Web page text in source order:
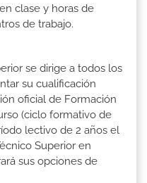
clase y horas de
de trabajo.
se dirige a todos los
su cualificación
oficial de Formación
(ciclo formativo de
lectivo de 2 años el
Superior en
sus opciones de